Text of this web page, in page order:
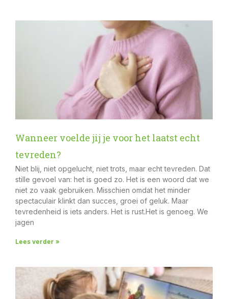
Wanneer voelde jij je voor het laatst echt
tevreden?
Niet blij, niet opgelucht, niet trots, maar echt tevreden. Dat
stille gevoel van: het is goed zo. Het is een woord dat we
niet zo vaak gebruiken. Misschien omdat het minder
spectaculair klinkt dan succes, groei of geluk. Maar
tevredenheid is iets anders. Het is rust.Het is genoeg. We
jagen
Lees verder »